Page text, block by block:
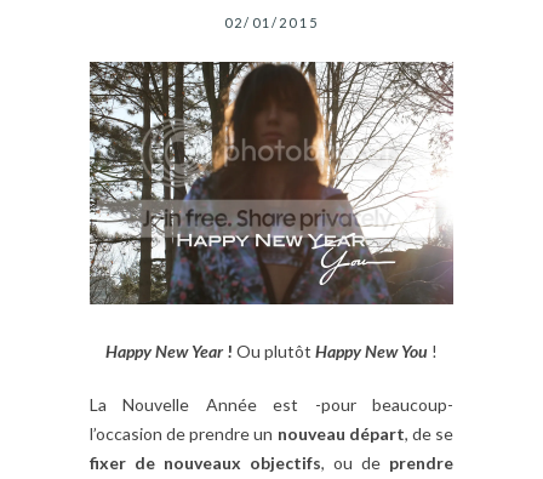
02/01/2015
Happy New Year! Ou plutôt Happy New You !
La Nouvelle Année est -pour beaucoup-
l’occasion de prendre un nouveau départ, de se
fixer de nouveaux objectifs, ou de prendre